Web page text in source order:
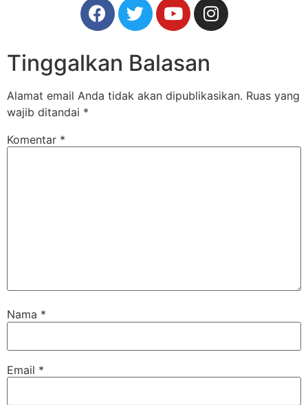
Tinggalkan Balasan
Alamat email Anda tidak akan dipublikasikan. Ruas yang
wajib ditandai *
Komentar *
Nama *
Email *